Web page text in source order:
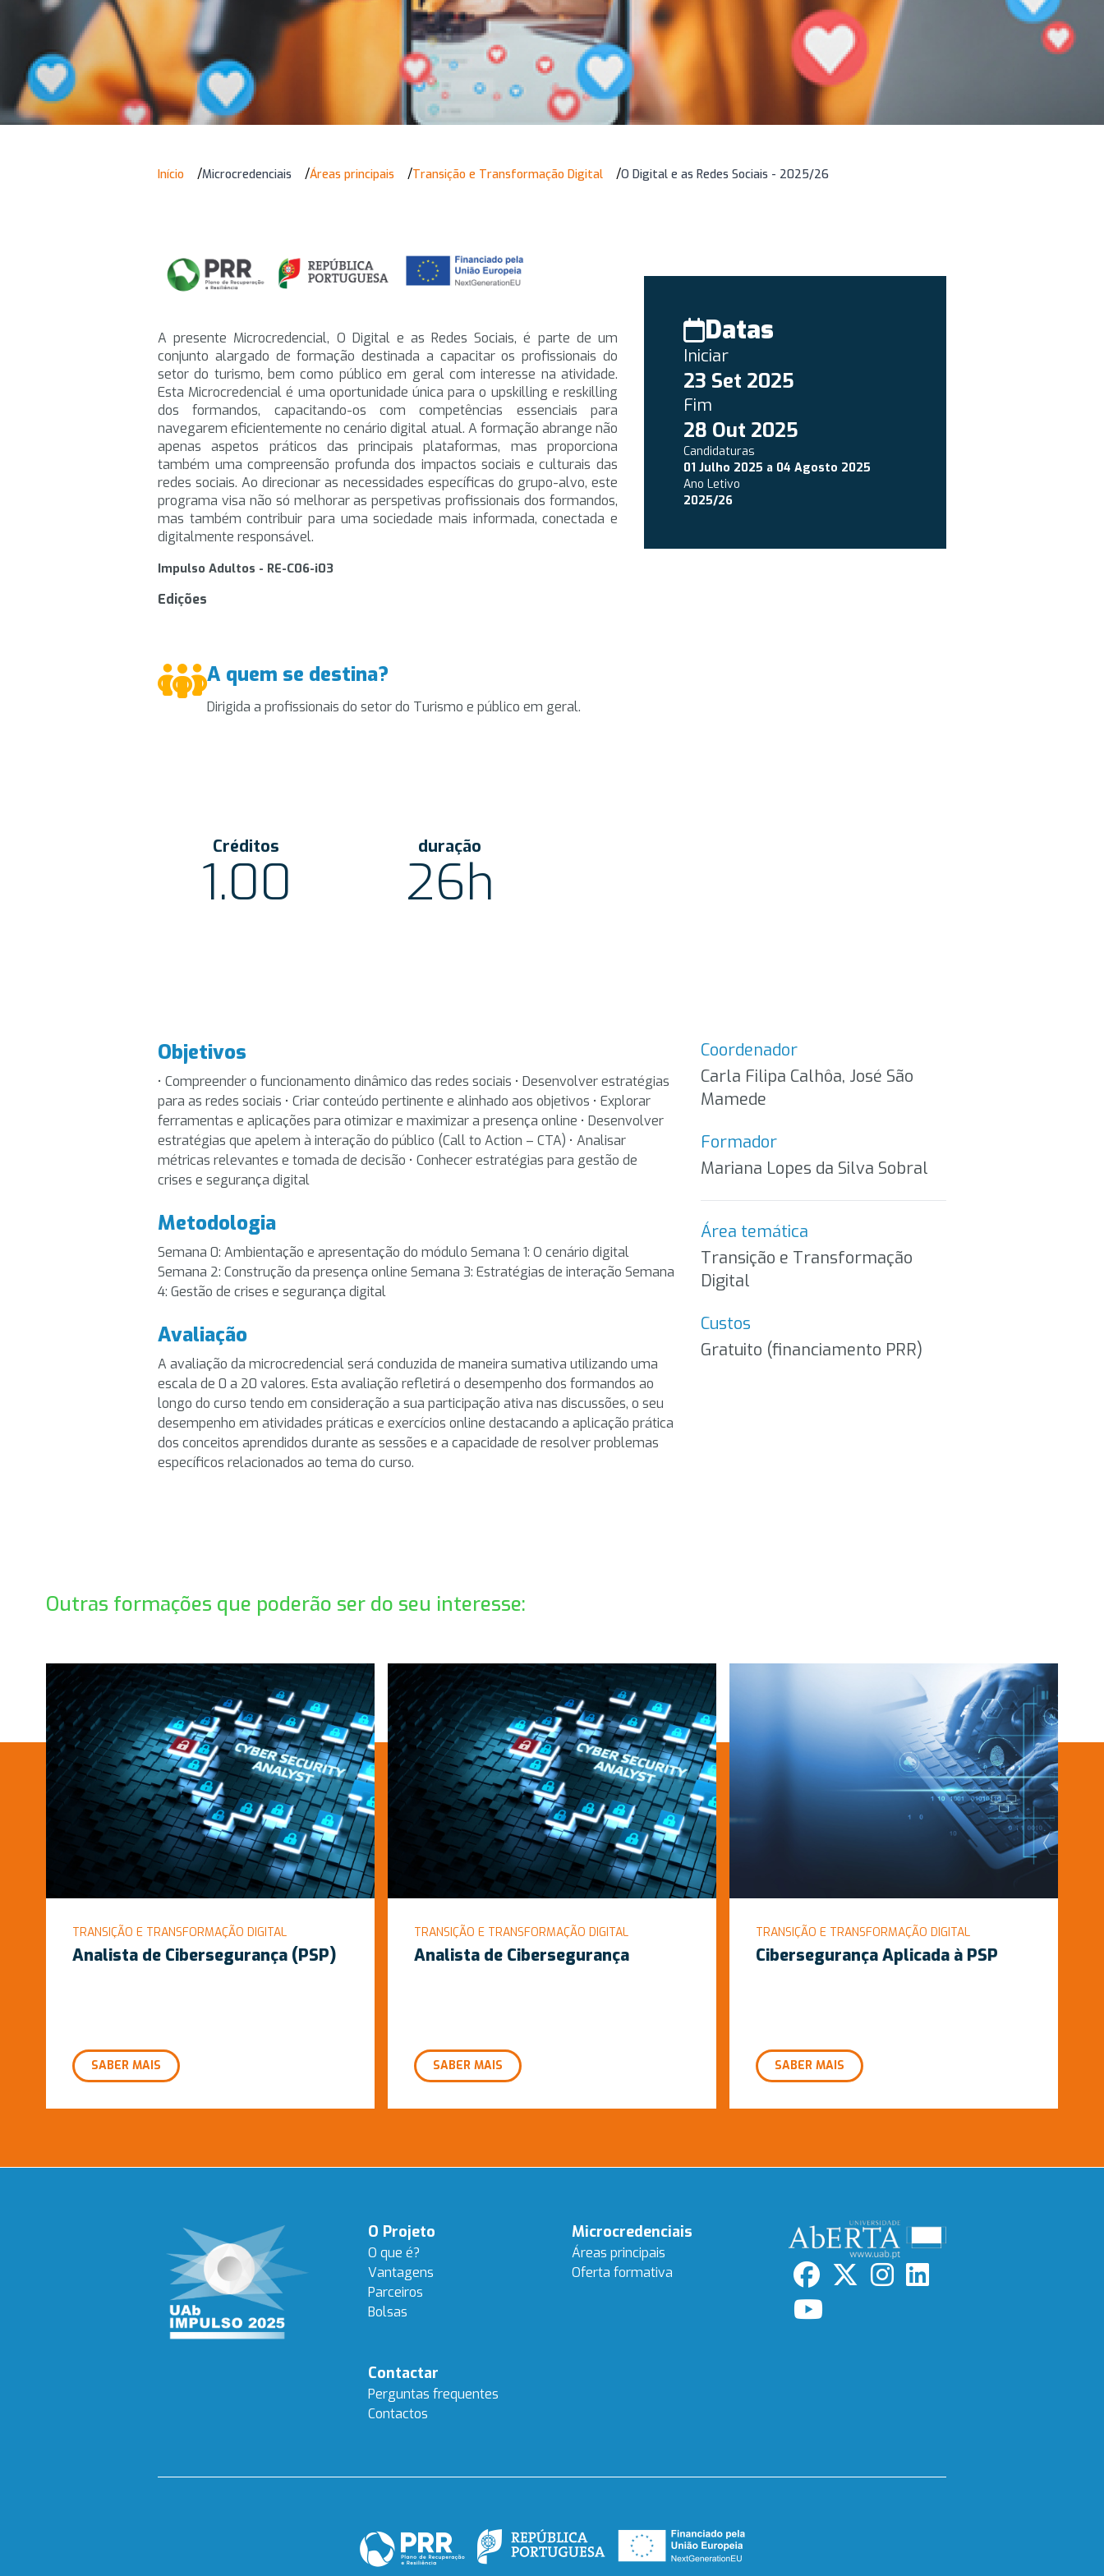
Navegação
Início /Microcredenciais /Áreas principais /Transição e Transformação Digital /O Digital e as Redes Sociais - 2025/26
A presente Microcredencial, O Digital e as Redes Sociais, é parte de um
conjunto alargado de formação destinada a capacitar os profissionais do
setor do turismo, bem como público em geral com interesse na atividade.
Esta Microcredencial é uma oportunidade única para o upskilling e reskilling
dos formandos, capacitando-os com competências essenciais para
navegarem eficientemente no cenário digital atual. A formação abrange não
apenas aspetos práticos das principais plataformas, mas proporciona
também uma compreensão profunda dos impactos sociais e culturais das
redes sociais. Ao direcionar as necessidades específicas do grupo-alvo, este
programa visa não só melhorar as perspetivas profissionais dos formandos,
mas também contribuir para uma sociedade mais informada, conectada e
digitalmente responsável.
Impulso Adultos - RE-C06-i03
Edições
A quem se destina?
Dirigida a profissionais do setor do Turismo e público em geral.
Datas
Iniciar
23 Set 2025
Fim
28 Out 2025
Candidaturas
01 Julho 2025 a 04 Agosto 2025
Ano Letivo
2025/26
Créditos
1.00
duração
26h
Objetivos
• Compreender o funcionamento dinâmico das redes sociais • Desenvolver estratégias
para as redes sociais • Criar conteúdo pertinente e alinhado aos objetivos • Explorar
ferramentas e aplicações para otimizar e maximizar a presença online • Desenvolver
estratégias que apelem à interação do público (Call to Action – CTA) • Analisar
métricas relevantes e tomada de decisão • Conhecer estratégias para gestão de
crises e segurança digital
Metodologia
Semana 0: Ambientação e apresentação do módulo Semana 1: O cenário digital
Semana 2: Construção da presença online Semana 3: Estratégias de interação Semana
4: Gestão de crises e segurança digital
Avaliação
A avaliação da microcredencial será conduzida de maneira sumativa utilizando uma
escala de 0 a 20 valores. Esta avaliação refletirá o desempenho dos formandos ao
longo do curso tendo em consideração a sua participação ativa nas discussões, o seu
desempenho em atividades práticas e exercícios online destacando a aplicação prática
dos conceitos aprendidos durante as sessões e a capacidade de resolver problemas
específicos relacionados ao tema do curso.
Coordenador
Carla Filipa Calhôa, José São
Mamede
Formador
Mariana Lopes da Silva Sobral
Área temática
Transição e Transformação
Digital
Custos
Gratuito (financiamento PRR)
Outras formações que poderão ser do seu interesse:
TRANSIÇÃO E TRANSFORMAÇÃO DIGITAL
Analista de Cibersegurança (PSP)
SABER MAIS
TRANSIÇÃO E TRANSFORMAÇÃO DIGITAL
Analista de Cibersegurança
SABER MAIS
TRANSIÇÃO E TRANSFORMAÇÃO DIGITAL
Cibersegurança Aplicada à PSP
SABER MAIS
Navegação
principal
O Projeto
O que é?
Vantagens
Parceiros
Bolsas
Microcredenciais
Áreas principais
Oferta formativa
Contactar
Perguntas frequentes
Contactos